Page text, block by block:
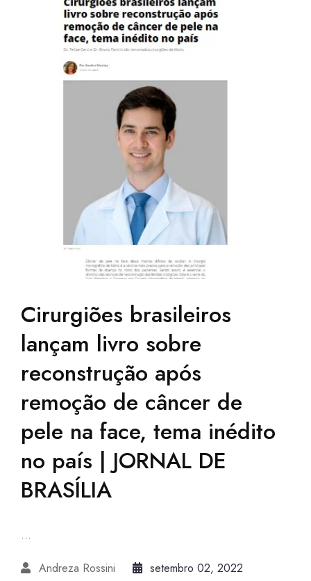
Cirurgiões brasileiros
lançam livro sobre
reconstrução após
remoção de câncer de
pele na face, tema inédito
no país | JORNAL DE
BRASÍLIA
...
Andreza Rossini setembro 02, 2022